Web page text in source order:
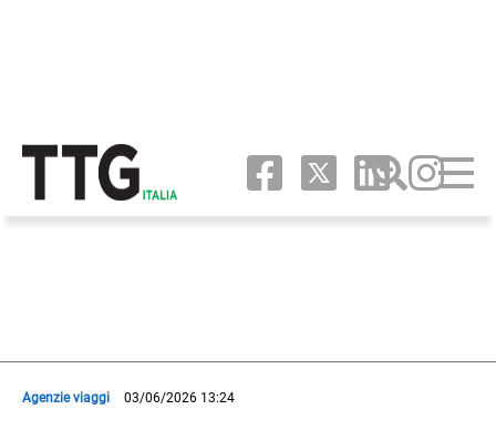
Agenzie viaggi 03/06/2026 13:24